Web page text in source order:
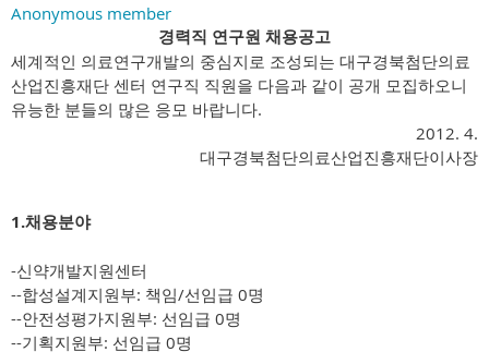
Anonymous member
경력직 연구원 채용공고
세계적인 의료연구개발의 중심지로 조성되는 대구경북첨단의료
산업진흥재단 센터 연구직 직원을 다음과 같이 공개 모집하오니
유능한 분들의 많은 응모 바랍니다.
2012. 4.
대구경북첨단의료산업진흥재단이사장
1.채용분야
-신약개발지원센터
--합성설계지원부: 책임/선임급 0명
--안전성평가지원부: 선임급 0명
--기획지원부: 선임급 0명